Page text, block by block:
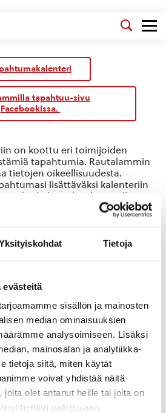
Tietoja
evästeitä
sisällön ja mainosten
median ominaisuuksien
analysoimiseen. Lisäksi
mainosalan ja analytiikka-
tietoja siitä, miten käytät
voivat yhdistää näitä
joita olet antanut heille tai joita on
heidän palvelujaan.
tapahtuu-sivu
Facebookissa.
Etsi
aja
Näkymät
navigointi
Etsi
ShowLista
Tänään
Seuraavat
on koottu eri toimijoiden
tapahtumia. Rautalammin
tietojen oikeellisuudesta.
lisättäväksi kalenteriin
tiedot linkin takaa löytyvällä